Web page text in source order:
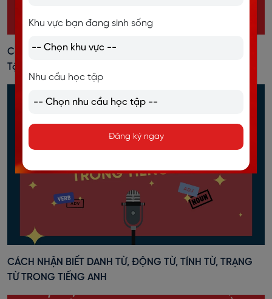
Câu Bị Động (Passive Voice): Định Nghĩa, Cấu Trúc, Bài
Tập Đầy Đủ Nhất
CÁCH NHẬN BIẾT DANH TỪ, ĐỘNG TỪ, TÍNH TỪ, TRẠNG
TỪ TRONG TIẾNG ANH
Khu vực bạn đang sinh sống
Nhu cầu học tập
Đăng ký ngay